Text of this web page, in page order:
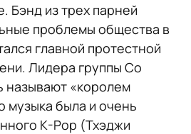
Бэнд из трех парней
проблемы общества в
главной протестной
Лидера группы Со
называют «королем
музыка была и очень
K-Pop (Тхэджи